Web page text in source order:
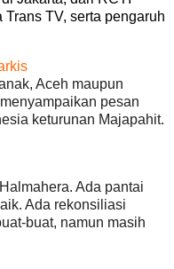
TV, serta pengaruh
Aceh maupun
pesan
keturunan Majapahit.
Ada pantai
Ada rekonsiliasi
buat, namun masih